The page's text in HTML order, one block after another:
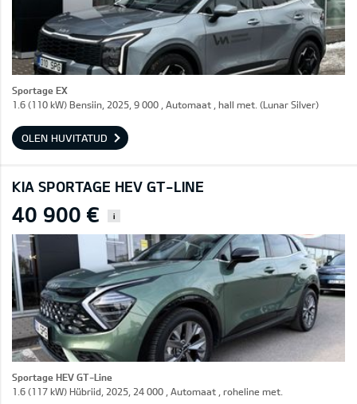
Sportage EX
1.6 (110 kW) Bensiin, 2025, 9 000 , Automaat , hall met. (Lunar Silver)
OLEN HUVITATUD
KIA SPORTAGE HEV GT-LINE
40 900 € i
Sportage HEV GT-Line
1.6 (117 kW) Hübriid, 2025, 24 000 , Automaat , roheline met.